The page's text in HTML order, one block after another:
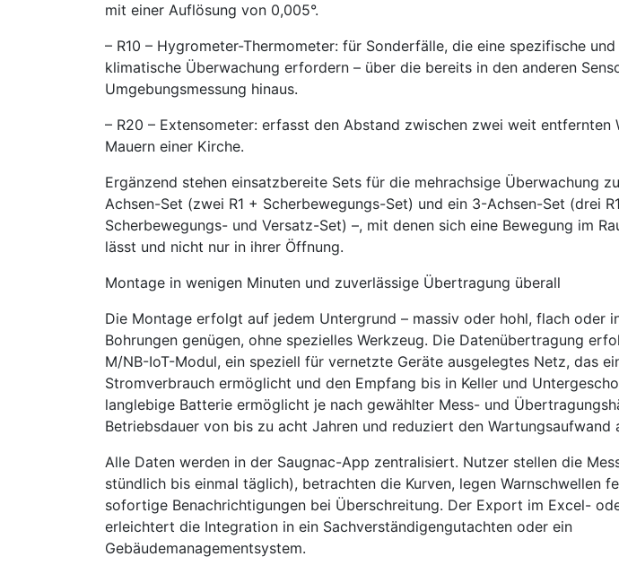
mit einer Auflösung von 0,005°.
– R10 – Hygrometer-Thermometer: für Sonderfälle, die eine spezifische
klimatische Überwachung erfordern – über die bereits in den anderen
Umgebungsmessung hinaus.
– R20 – Extensometer: erfasst den Abstand zwischen zwei weit entfernten
Mauern einer Kirche.
Ergänzend stehen einsatzbereite Sets für die mehrachsige Überwachung
Achsen-Set (zwei R1 + Scherbewegungs-Set) und ein 3-Achsen-Set (drei
Scherbewegungs- und Versatz-Set) –, mit denen sich eine Bewegung im
lässt und nicht nur in ihrer Öffnung.
Montage in wenigen Minuten und zuverlässige Übertragung überall
Die Montage erfolgt auf jedem Untergrund – massiv oder hohl, flach oder
Bohrungen genügen, ohne spezielles Werkzeug. Die Datenübertragung
M/NB-IoT-Modul, ein speziell für vernetzte Geräte ausgelegtes Netz, das
Stromverbrauch ermöglicht und den Empfang bis in Keller und
langlebige Batterie ermöglicht je nach gewählter Mess- und
Betriebsdauer von bis zu acht Jahren und reduziert den Wartungsaufwand
Alle Daten werden in der Saugnac-App zentralisiert. Nutzer stellen die
stündlich bis einmal täglich), betrachten die Kurven, legen Warnschwellen
sofortige Benachrichtigungen bei Überschreitung. Der Export im Excel-
erleichtert die Integration in ein Sachverständigengutachten oder ein
Gebäudemanagementsystem.